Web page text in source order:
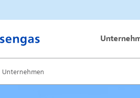
Thyssengas GmbH
Unternehmen